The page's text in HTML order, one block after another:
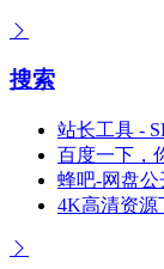
搜索
站长工具 -
百度一下，
蜂吧-网盘
4K高清资源